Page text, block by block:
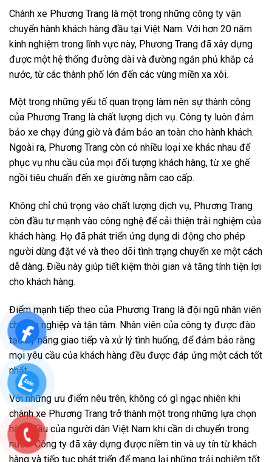
Chành xe Phương Trang là một trong những công ty vận
chuyển hành khách hàng đầu tại Việt Nam. Với hơn 20 năm
kinh nghiệm trong lĩnh vực này, Phương Trang đã xây dựng
được một hệ thống đường dài và đường ngắn phủ khắp cả
nước, từ các thành phố lớn đến các vùng miền xa xôi.
Một trong những yếu tố quan trọng làm nên sự thành công
của Phương Trang là chất lượng dịch vụ. Công ty luôn đảm
bảo xe chạy đúng giờ và đảm bảo an toàn cho hành khách.
Ngoài ra, Phương Trang còn có nhiều loại xe khác nhau để
phục vụ nhu cầu của mọi đối tượng khách hàng, từ xe ghế
ngồi tiêu chuẩn đến xe giường nằm cao cấp.
Không chỉ chú trọng vào chất lượng dịch vụ, Phương Trang
còn đầu tư mạnh vào công nghệ để cải thiện trải nghiệm của
khách hàng. Họ đã phát triển ứng dụng di động cho phép
người dùng đặt vé và theo dõi tình trạng chuyến xe một cách
dễ dàng. Điều này giúp tiết kiệm thời gian và tăng tính tiện lợi
cho khách hàng.
Điểm mạnh tiếp theo của Phương Trang là đội ngũ nhân viên
chuyên nghiệp và tận tâm. Nhân viên của công ty được đào
tạo kỹ năng giao tiếp và xử lý tình huống, để đảm bảo rằng
mọi yêu cầu của khách hàng đều được đáp ứng một cách tốt
nhất.
Với những ưu điểm nêu trên, không có gì ngạc nhiên khi
chành xe Phương Trang trở thành một trong những lựa chọn
hàng đầu của người dân Việt Nam khi cần di chuyển trong
nước. Công ty đã xây dựng được niềm tin và uy tín từ khách
hàng và tiếp tục phát triển để mang lại những trải nghiệm tốt